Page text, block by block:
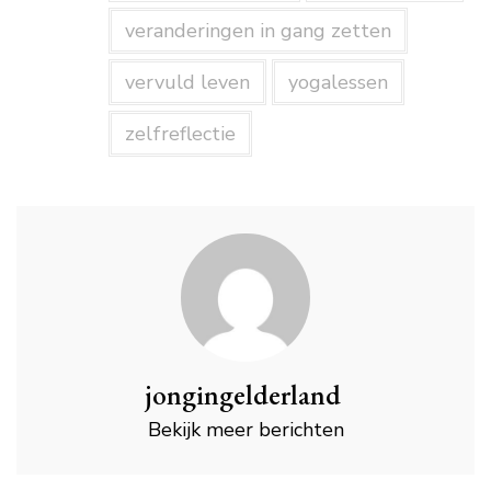
veranderingen in gang zetten
vervuld leven
yogalessen
zelfreflectie
jongingelderland
Bekijk meer berichten